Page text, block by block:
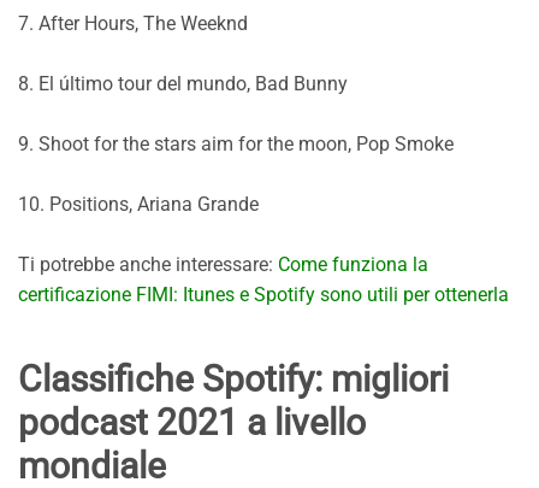
7. After Hours, The Weeknd
8. El último tour del mundo, Bad Bunny
9. Shoot for the stars aim for the moon, Pop Smoke
10. Positions, Ariana Grande
Ti potrebbe anche interessare: Come funziona la
certificazione FIMI: Itunes e Spotify sono utili per ottenerla
Classifiche Spotify: migliori
podcast 2021 a livello
mondiale